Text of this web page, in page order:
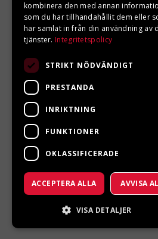
LJUNGBERGS MOTOR 2026. ALL
POWERED BY EMPORI CMS
kombinera den med annan
som du har tillhandahållit dem eller
har samlat in från din användning av
tjänster. Integritetspolicy
STRIKT NÖDVÄNDIGT
PRESTANDA
INRIKTNING
FUNKTIONER
OKLASSIFICERADE
ACCEPTERA ALLA AVVISA
VISA DETALJER